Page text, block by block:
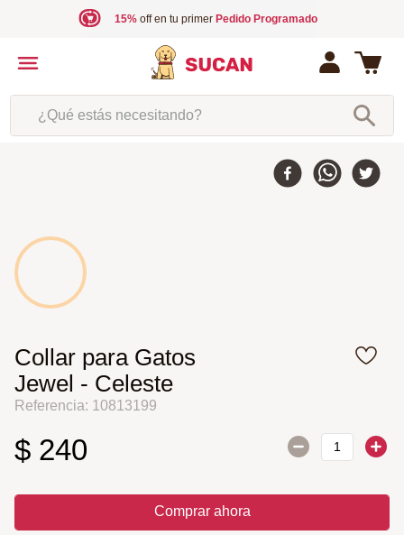
15%off en tu primer Pedido Programado
¿Qué estás necesitando?
Collar para Gatos
Jewel - Celeste
Referencia: 10813199
$ 240
Comprar ahora